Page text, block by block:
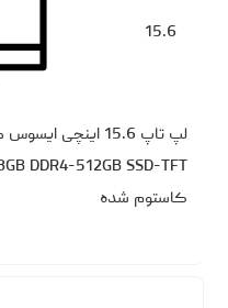
15.6
کاستوم شده